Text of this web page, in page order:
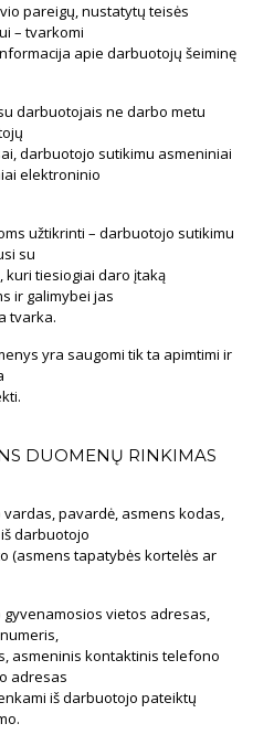
pareigų, nustatytų teisės
– tvarkomi
apie darbuotojų šeiminę
darbuotojais ne darbo metu
darbuotojo sutikimu asmeniniai
elektroninio
užtikrinti – darbuotojo sutikimu
su
tiesiogiai daro įtaką
ir galimybei jas
tvarka.
yra saugomi tik ta apimtimi ir
DUOMENŲ RINKIMAS
pavardė, asmens kodas,
darbuotojo
(asmens tapatybės kortelės ar
vietos adresas,
asmeninis kontaktinis telefono
adresas
iš darbuotojo pateiktų